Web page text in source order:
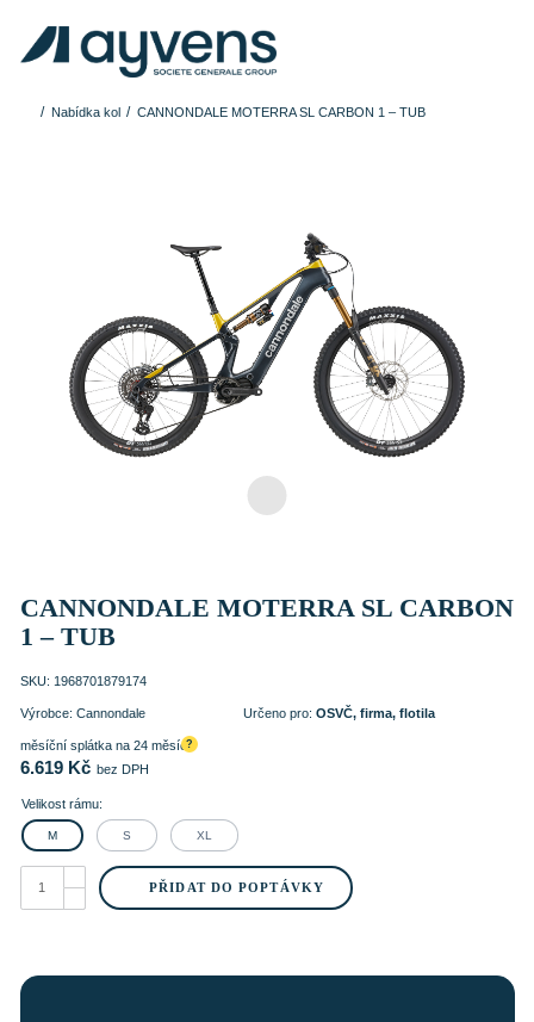
Nabídka kol CANNONDALE MOTERRA SL CARBON 1 – TUB
CANNONDALE MOTERRA SL CARBON
1 – TUB
SKU: 1968701879174
Výrobce: Cannondale Určeno pro: OSVČ, firma, flotila
?
měsíční splátka na 24 měsíců
6.619 Kč bez DPH
Velikost rámu:
M S XL
CANNONDALE
MOTERRA
množství
PŘIDAT DO POPTÁVKY